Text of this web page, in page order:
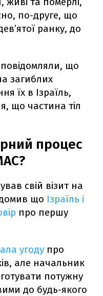
по-друге, що
ранку, до
що
загиблих
їх в Ізраїль,
що частина тіл
процес
свій візит на
що Ізраїль і
про першу
угоду про
але начальник
потужну
до будь-якого